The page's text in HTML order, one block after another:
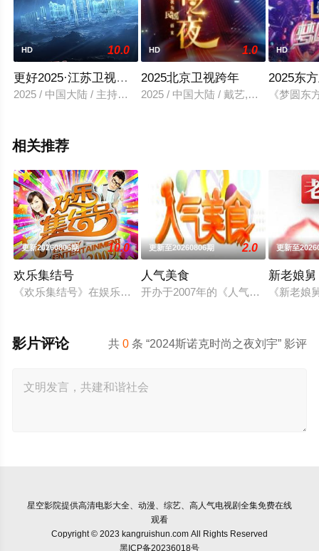
HD 10.0
更好2025·江苏卫视跨年演唱会
2025 / 中国大陆 / 主持人,01,主持人,02,主持人,03,主持人,04,主
HD 1.0
2025北京卫视跨年
2025 / 中国大陆 / 戴艺,郑璐,李杰,小
HD
2025东
《梦圆东
相关推荐
更新20260806期 10.0
欢乐集结号
《欢乐集结号》在娱乐资讯类栏目中一枝独秀，领跑全国，是
更新至20260806期 2.0
人气美食
开办于2007年的《人气美食》为美
更新至
新老娘舅
《新老
共0 条 “2024斯诺克时尚之夜刘宇” 影评
影片评论
星空影院提供高清电影大全、动漫、综艺、高人气电视剧全集免费在线
观看
Copyright © 2023 kangruishun.com All Rights Reserved
黑ICP备20236018号